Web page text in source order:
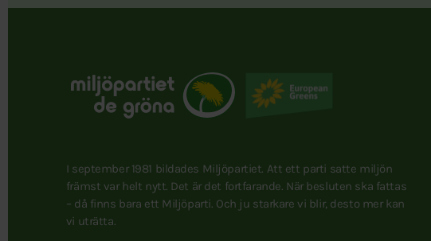
I september 1981 bildades Miljöpartiet. Att ett parti satte miljön
främst var helt nytt. Det är det fortfarande. När besluten ska fattas
– då finns bara ett Miljöparti. Och ju starkare vi blir, desto mer kan
vi uträtta.